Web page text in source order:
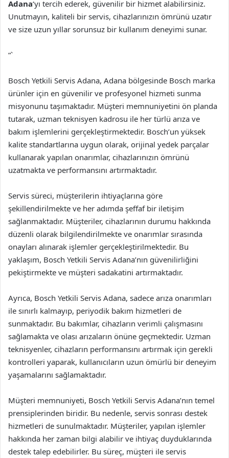
Adana‘yı tercih ederek, güvenilir bir hizmet alabilirsiniz.
Unutmayın, kaliteli bir servis, cihazlarınızın ömrünü uzatır
ve size uzun yıllar sorunsuz bir kullanım deneyimi sunar.
“`
Bosch Yetkili Servis Adana, Adana bölgesinde Bosch marka
ürünler için en güvenilir ve profesyonel hizmeti sunma
misyonunu taşımaktadır. Müşteri memnuniyetini ön planda
tutarak, uzman teknisyen kadrosu ile her türlü arıza ve
bakım işlemlerini gerçekleştirmektedir. Bosch’un yüksek
kalite standartlarına uygun olarak, orijinal yedek parçalar
kullanarak yapılan onarımlar, cihazlarınızın ömrünü
uzatmakta ve performansını artırmaktadır.
Servis süreci, müşterilerin ihtiyaçlarına göre
şekillendirilmekte ve her adımda şeffaf bir iletişim
sağlanmaktadır. Müşteriler, cihazlarının durumu hakkında
düzenli olarak bilgilendirilmekte ve onarımlar sırasında
onayları alınarak işlemler gerçekleştirilmektedir. Bu
yaklaşım, Bosch Yetkili Servis Adana’nın güvenilirliğini
pekiştirmekte ve müşteri sadakatini artırmaktadır.
Ayrıca, Bosch Yetkili Servis Adana, sadece arıza onarımları
ile sınırlı kalmayıp, periyodik bakım hizmetleri de
sunmaktadır. Bu bakımlar, cihazların verimli çalışmasını
sağlamakta ve olası arızaların önüne geçmektedir. Uzman
teknisyenler, cihazların performansını artırmak için gerekli
kontrolleri yaparak, kullanıcıların uzun ömürlü bir deneyim
yaşamalarını sağlamaktadır.
Müşteri memnuniyeti, Bosch Yetkili Servis Adana’nın temel
prensiplerinden biridir. Bu nedenle, servis sonrası destek
hizmetleri de sunulmaktadır. Müşteriler, yapılan işlemler
hakkında her zaman bilgi alabilir ve ihtiyaç duyduklarında
destek talep edebilirler. Bu süreç, müşteri ile servis